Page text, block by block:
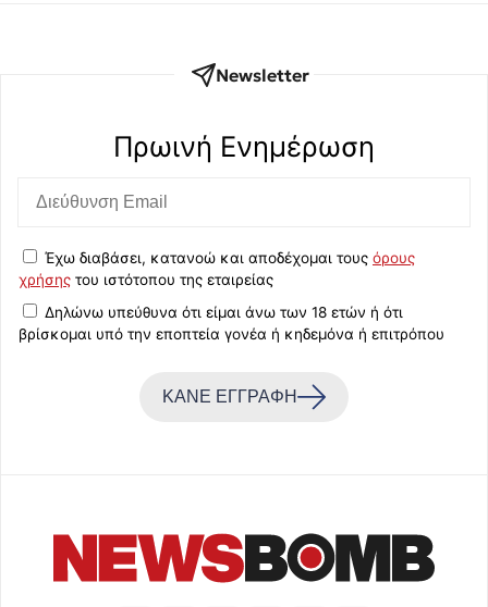
Newsletter
Πρωινή Eνημέρωση
Έχω διαβάσει, κατανοώ και αποδέχομαι τους όρους
χρήσης του ιστότοπου της εταιρείας
Δηλώνω υπεύθυνα ότι είμαι άνω των 18 ετών ή ότι
βρίσκομαι υπό την εποπτεία γονέα ή κηδεμόνα ή επιτρόπου
ΚΑΝΕ ΕΓΓΡΑΦΗ